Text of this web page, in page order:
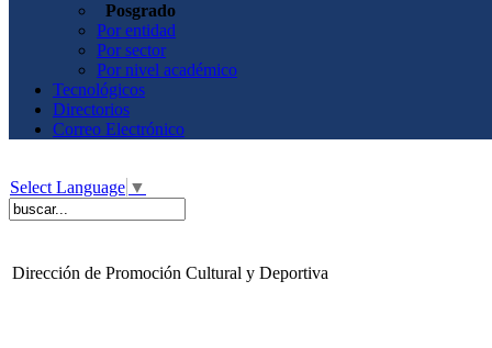
Posgrado
Por entidad
Por sector
Por nivel académico
Tecnológicos
Directorios
Correo Electrónico
Select Language ▼
Dirección de Promoción Cultural y Deportiva